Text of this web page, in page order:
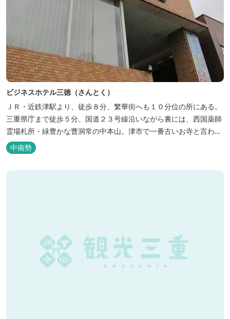
ビジネスホテル三徳（さんとく）
ＪＲ・近鉄津駅より、徒歩８分、繁華街へも１０分位の所にある。
三重県庁まで徒歩５分、国道２３号線沿いながら裏には、西国薬師
霊場札所・緑豊かな曹洞常の中本山。津市で一番古いお寺と言われ
る塔世山四天王寺があります。
中南勢